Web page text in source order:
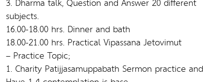
subjects.
16.00-18.00 hrs. Dinner and bath
18.00-21.00 hrs. Practical Vipassana Jetovimut
– Practice Topic;
1. Charity Patijjasamuppabath Sermon practice and